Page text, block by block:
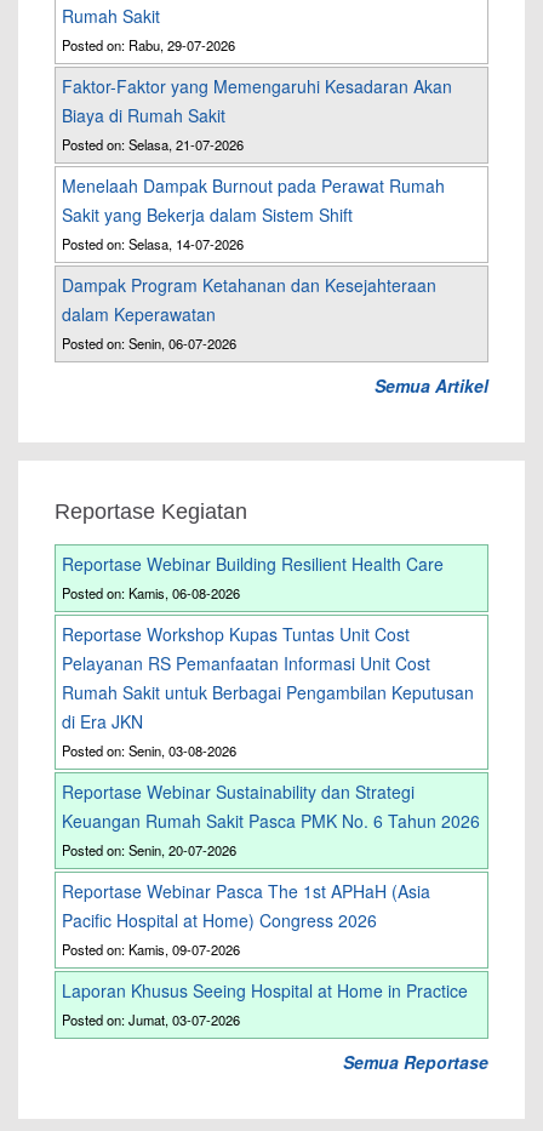
Rumah Sakit
Posted on: Rabu, 29-07-2026
Faktor-Faktor yang Memengaruhi Kesadaran Akan
Biaya di Rumah Sakit
Posted on: Selasa, 21-07-2026
Menelaah Dampak Burnout pada Perawat Rumah
Sakit yang Bekerja dalam Sistem Shift
Posted on: Selasa, 14-07-2026
Dampak Program Ketahanan dan Kesejahteraan
dalam Keperawatan
Posted on: Senin, 06-07-2026
Semua Artikel
Reportase Kegiatan
Reportase Webinar Building Resilient Health Care
Posted on: Kamis, 06-08-2026
Reportase Workshop Kupas Tuntas Unit Cost
Pelayanan RS Pemanfaatan Informasi Unit Cost
Rumah Sakit untuk Berbagai Pengambilan Keputusan
di Era JKN
Posted on: Senin, 03-08-2026
Reportase Webinar Sustainability dan Strategi
Keuangan Rumah Sakit Pasca PMK No. 6 Tahun 2026
Posted on: Senin, 20-07-2026
Reportase Webinar Pasca The 1st APHaH (Asia
Pacific Hospital at Home) Congress 2026
Posted on: Kamis, 09-07-2026
Laporan Khusus Seeing Hospital at Home in Practice
Posted on: Jumat, 03-07-2026
Semua Reportase